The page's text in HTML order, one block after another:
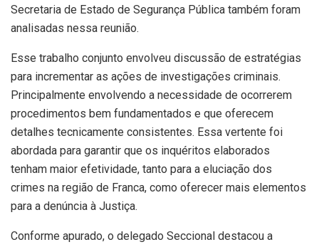
Secretaria de Estado de Segurança Pública também foram
analisadas nessa reunião.
Esse trabalho conjunto envolveu discussão de estratégias
para incrementar as ações de investigações criminais.
Principalmente envolvendo a necessidade de ocorrerem
procedimentos bem fundamentados e que oferecem
detalhes tecnicamente consistentes. Essa vertente foi
abordada para garantir que os inquéritos elaborados
tenham maior efetividade, tanto para a eluciação dos
crimes na região de Franca, como oferecer mais elementos
para a denúncia à Justiça.
Conforme apurado, o delegado Seccional destacou a